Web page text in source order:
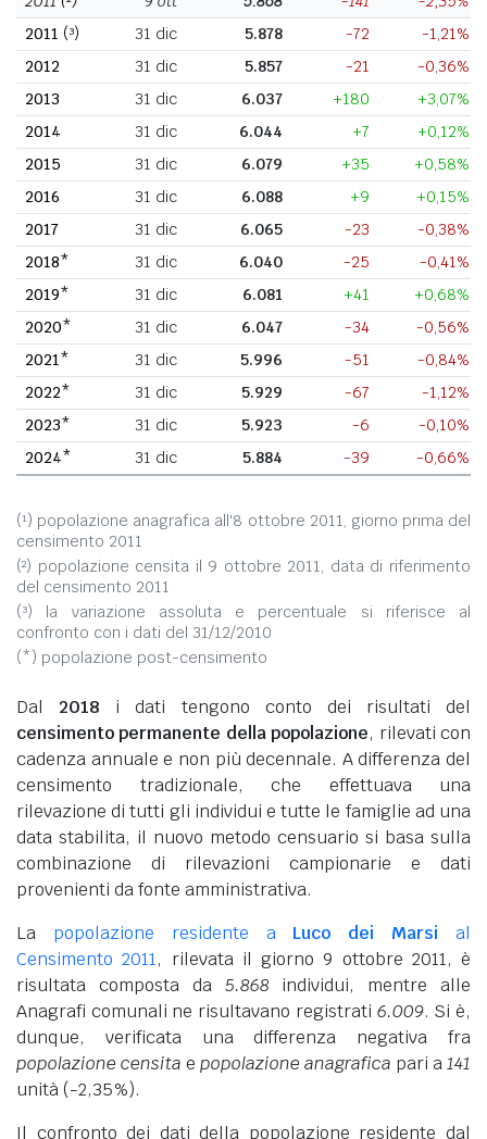
2011 (³) 31 dic 5.878 -72
-1,21%
2012
31 dic 5.857 -21
-0,36%
2013
31 dic 6.037 +180
+3,07%
2014
31 dic 6.044 +7
+0,12%
2015
31 dic 6.079 +35
+0,58%
2016
31 dic 6.088 +9
+0,15%
2017
31 dic 6.065 -23
-0,38%
2018*
31 dic 6.040 -25
-0,41%
2019*
31 dic 6.081 +41 +0,68%
2020*
31 dic 6.047 -34
-0,56%
2021*
31 dic 5.996 -51
-0,84%
2022*
31 dic 5.929 -67
-1,12%
2023*
31 dic 5.923 -6
-0,10%
2024*
31 dic 5.884 -39 -0,66%
(¹) popolazione anagrafica all'8 ottobre 2011, giorno prima del
censimento 2011
(²) popolazione censita il 9 ottobre 2011, data di riferimento
del censimento 2011
(³) la variazione assoluta e percentuale si riferisce al
confronto con i dati del 31/12/2010
(*) popolazione post-censimento
Dal 2018 i dati tengono conto dei risultati del
censimento permanente della popolazione, rilevati con
cadenza annuale e non più decennale. A differenza del
censimento tradizionale, che effettuava una
rilevazione di tutti gli individui e tutte le famiglie ad una
data stabilita, il nuovo metodo censuario si basa sulla
combinazione di rilevazioni campionarie e dati
provenienti da fonte amministrativa.
La popolazione residente a Luco dei Marsi al
Censimento 2011, rilevata il giorno 9 ottobre 2011, è
risultata composta da 5.868 individui, mentre alle
Anagrafi comunali ne risultavano registrati 6.009. Si è,
dunque, verificata una differenza negativa fra
popolazione censita e popolazione anagrafica pari a141
unità (-2,35%).
Il confronto dei dati della popolazione residente dal